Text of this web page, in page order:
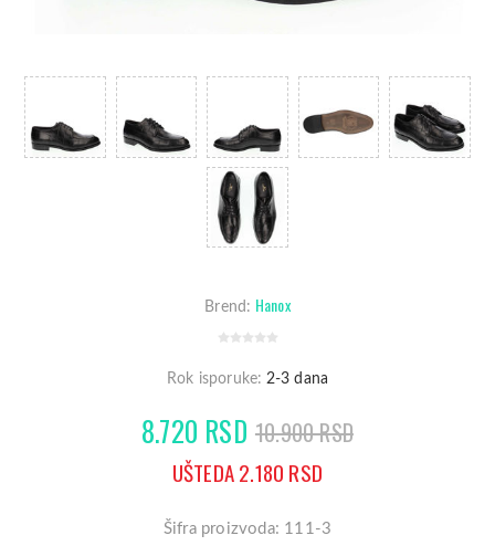
Brend: Hanox
Rok isporuke: 2-3 dana
8.720 RSD 10.900 RSD
UŠTEDA 2.180 RSD
Šifra proizvoda: 111-3